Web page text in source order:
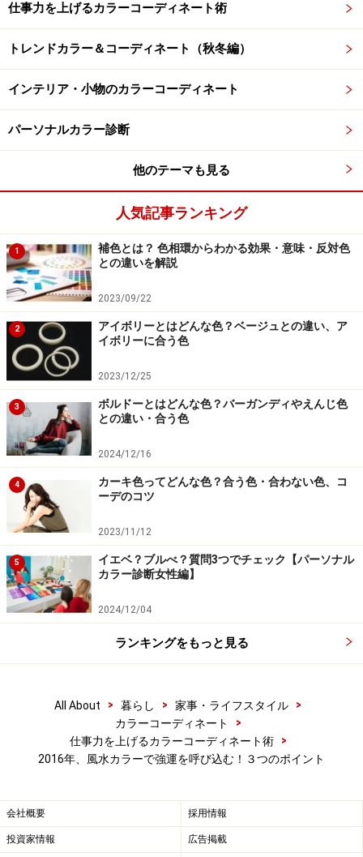
仕事力を上げるカラーコーディネート術
トレンドカラー＆コーディネート（秋冬編）
インテリア・小物のカラーコーディネート
パーソナルカラー診断
他のテーマも見る
人気記事ランキング
1
補色とは？ 色相環からわかる効果・意味・反対色
との違いを解説
2023/09/22
2
アイボリーとはどんな色？ベージュとの違い、ア
イボリーに合う色
2023/12/25
3
ボルドーとはどんな色？バーガンディやえんじ色
との違い・合う色
2024/12/16
4
カーキ色ってどんな色？合う色・合わない色、コ
ーデのコツ
2023/11/12
5
イエベ？ブルべ？質問3つでチェック【パーソナル
カラー診断女性編】
2024/12/04
ランキングをもっと見る
All About > 暮らし > 家事・ライフスタイル
>
カラーコーディネート
>
仕事力を上げるカラーコーディネート術
>
2016年、風水カラーで強運を呼び込む！３つのポイント
会社概要 採用情報
投資家情報 広告掲載